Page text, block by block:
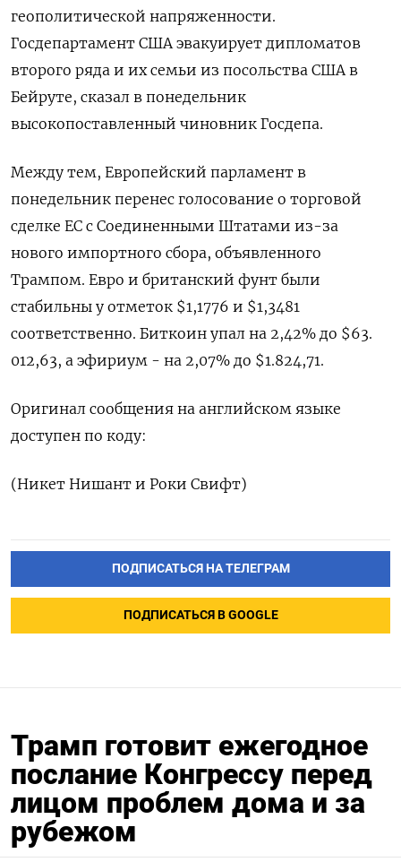
геополитической напряженности.
Госдепартамент США эвакуирует ⁠дипломатов
второго ряда и их семьи из посольства США в
Бейруте, сказал в понедельник
высокопоставленный чиновник Госдепа.
Между тем, Европейский парламент в
понедельник ‌перенес голосование о торговой
сделке ЕС с Соединенными Штатами из-за
нового импортного сбора, объявленного
Трампом. Евро ‌и британский фунт были
стабильны у отметок $1,1776 и $1,3481
соответственно. Биткоин упал на 2,42% до $63.​
012,63, а эфириум - на 2,07% до $1.824,71.
Оригинал сообщения на английском ‌языке
доступен по коду:
(Никет Нишант и Роки Свифт)
ПОДПИСАТЬСЯ НА ТЕЛЕГРАМ
ПОДПИСАТЬСЯ В GOOGLE
Трамп готовит ежегодное
послание Конгрессу перед
лицом проблем дома и за
рубежом